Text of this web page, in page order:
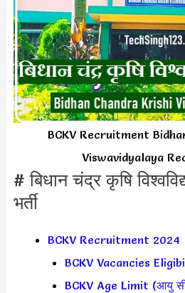
BCKV Recruitment
Viswavidyalaya
# बिधान चंद्र कृषि
भर्ती
BCKV Recruitment 2024
BCKV Vacancies
BCKV Age Limit (आयु